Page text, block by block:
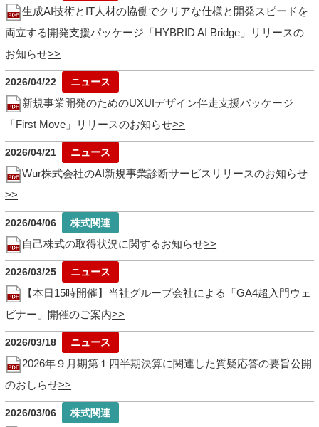
生成AI技術とIT人材の協働でクリアな仕様と開発スピードを
両立する開発支援パッケージ「HYBRID AI Bridge」リリースの
お知らせ
2026/04/22
新規事業開発のためのUXUIデザイン伴走支援パッケージ
「First Move」リリースのお知らせ
2026/04/21
Wur株式会社のAI新規事業診断サービスリリースのお知らせ
2026/04/06
自己株式の取得状況に関するお知らせ
2026/03/25
【本日15時開催】当社グループ会社による「GA4超入門ウェ
ビナー」開催のご案内
2026/03/18
2026年９月期第１四半期決算に関連した質疑応答の要旨公開
のおしらせ
2026/03/06